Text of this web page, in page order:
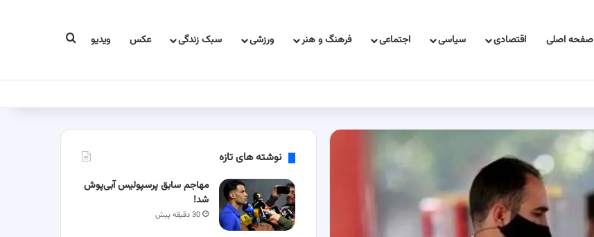
صفحه اصلی اقتصادی سیاسی اجتماعی فرهنگ و هنر ورزشی سبک زندگی عکس ویدیو جستجو برای
نوشته های تازه
مهاجم سابق پرسپولیس آبی‌پوش
شد!
30 دقیقه پیش